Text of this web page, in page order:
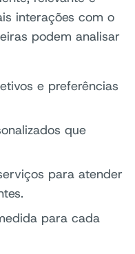
interações com o
podem analisar
e preferências
que
para atender
para cada